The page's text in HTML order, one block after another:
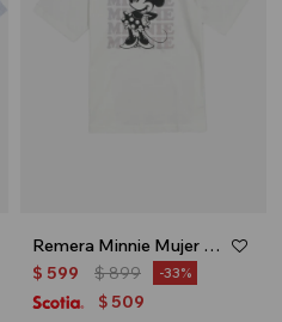
Remera Minnie Mujer - Blanco
$ 599 $899 33
$ 509